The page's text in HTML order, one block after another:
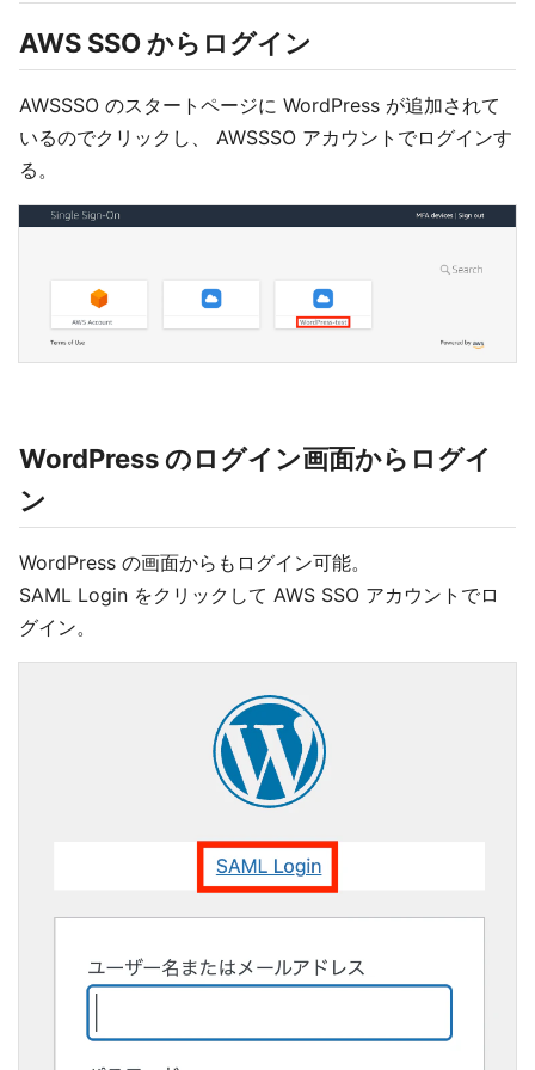
AWS SSO からログイン
AWSSSO のスタートページに WordPress が追加されて
いるのでクリックし、 AWSSSO アカウントでログインす
る。
WordPress のログイン画面からログイ
ン
WordPress の画面からもログイン可能。
SAML Login をクリックして AWS SSO アカウントでロ
グイン。